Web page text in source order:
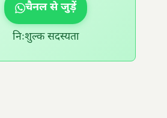
चैनल से जुड़ें
निःशुल्क सदस्यता